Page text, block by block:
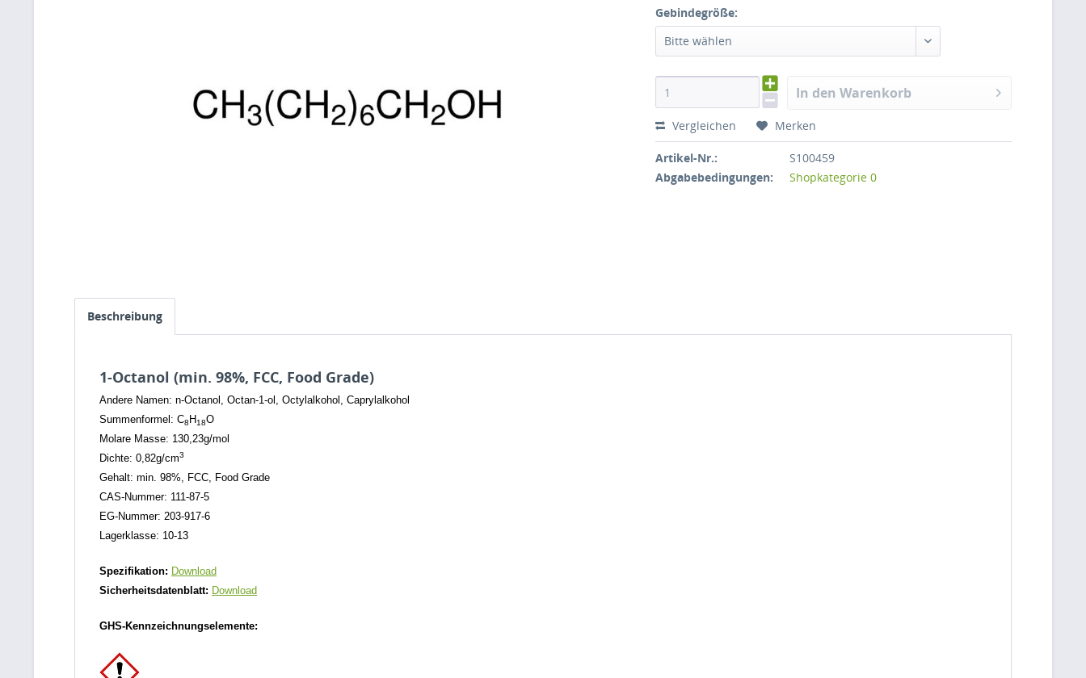
Gebindegröße:
Bitte wählen
In den Warenkorb
Vergleichen Merken
Artikel-Nr.:
S100459
Abgabebedingungen:
Shopkategorie 0
Beschreibung
1-Octanol (min. 98%, FCC, Food Grade)
Andere Namen: n-Octanol, Octan-1-ol, Octylalkohol, Caprylalkohol
Summenformel: C8 H18O
Molare Masse: 130,23g/mol
Dichte: 0,82g/cm3
Gehalt: min. 98%, FCC, Food Grade
CAS-Nummer: 111-87-5
EG-Nummer: 203-917-6
Lagerklasse: 10-13
Spezifikation: Download
Sicherheitsdatenblatt: Download
GHS-Kennzeichnungselemente: